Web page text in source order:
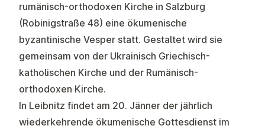
rumänisch-orthodoxen Kirche in Salzburg
(Robinigstraße 48) eine ökumenische
byzantinische Vesper statt. Gestaltet wird sie
gemeinsam von der Ukrainisch Griechisch-
katholischen Kirche und der Rumänisch-
orthodoxen Kirche.
In Leibnitz findet am 20. Jänner der jährlich
wiederkehrende ökumenische Gottesdienst im